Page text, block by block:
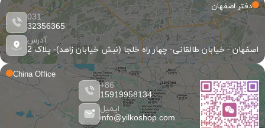
China Office
86+
15919958134
ایمیل
info@yilkoshop.com
دفتر اصفهان
031
32356365
آدرس
اصفهان - خیابان طالقانی- چهار راه خلجا (نبش خیابان زاهد)- پلاک 2